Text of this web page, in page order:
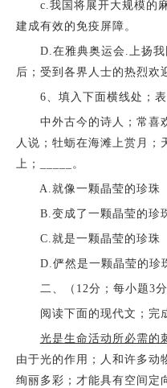
c.我国将展开大规模的麻
建成有效的免疫屏障。
D.在雅典奥运会.上扬我
后；受到各界人士的热烈欢
6、填入下面横线处；表
中外古今的诗人；常喜
人说；牡蛎在海滩上赏月；
上；_____。
A.就像一颗晶莹的珍珠
B.变成了一颗晶莹的珍
C.就是一颗晶莹的珍珠
D.俨然是一颗晶莹的珍
二、（12分；每小题3分
阅读下面的现代文；完成
光是生命活动所必需的
由于光的作用；人和许多动
绚丽多彩；才能具有空间定